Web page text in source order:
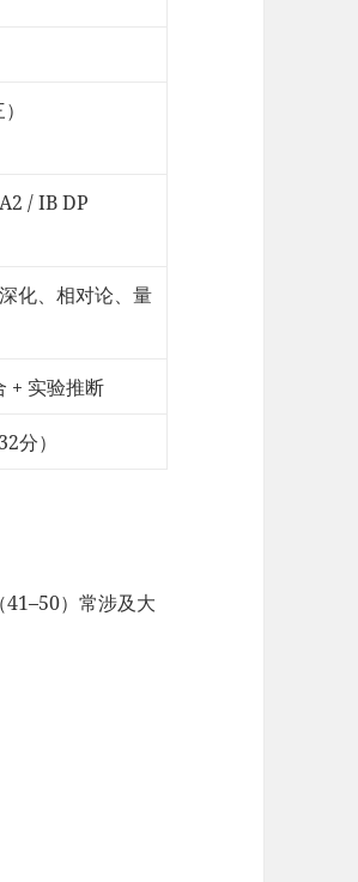
/ IB DP
化、相对论、量
+ 实验推断
分）
41–50）常涉及大